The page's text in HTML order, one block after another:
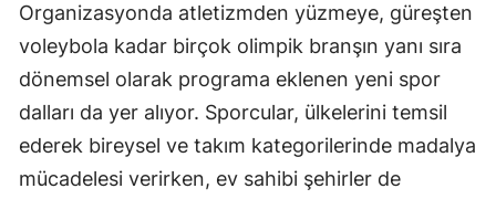
Organizasyonda atletizmden yüzmeye, güreşten
voleybola kadar birçok olimpik branşın yanı sıra
dönemsel olarak programa eklenen yeni spor
dalları da yer alıyor. Sporcular, ülkelerini temsil
ederek bireysel ve takım kategorilerinde madalya
mücadelesi verirken, ev sahibi şehirler de